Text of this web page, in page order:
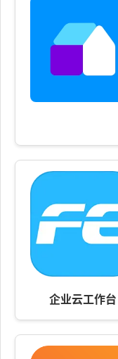
企业云工作台